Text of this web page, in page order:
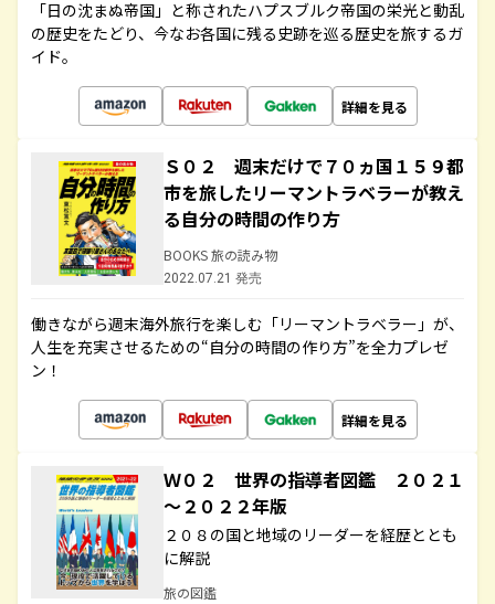
「日の沈まぬ帝国」と称されたハプスブルク帝国の栄光と動乱
の歴史をたどり、今なお各国に残る史跡を巡る歴史を旅するガ
イド。
詳細を見る
Ｓ０２ 週末だけで７０ヵ国１５９都
市を旅したリーマントラベラーが教え
る自分の時間の作り方
BOOKS 旅の読み物
2022.07.21 発売
働きながら週末海外旅行を楽しむ「リーマントラベラー」が、
人生を充実させるための“自分の時間の作り方”を全力プレゼ
ン！
詳細を見る
Ｗ０２ 世界の指導者図鑑 ２０２１
～２０２２年版
２０８の国と地域のリーダーを経歴ととも
に解説
旅の図鑑